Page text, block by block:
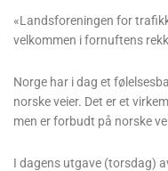
«Landsforeningen for
velkommen i fornuftens
Norge har i dag et
norske veier. Det er et
men er forbudt på norske
I dagens utgave (torsdag)